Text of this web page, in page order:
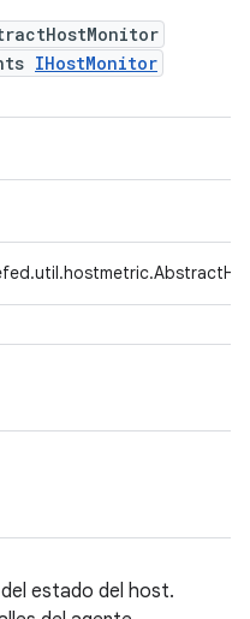
IHostMonitor
estado del host.